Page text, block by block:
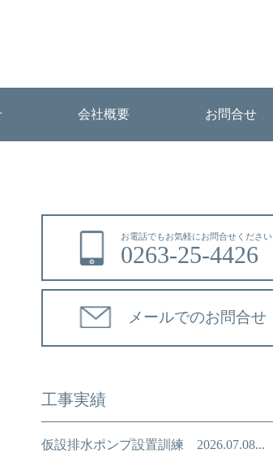
会社概要 お問合せ
お電話でもお気軽にお問合せください
0263-25-4426
メールでのお問合せ
工事実績
仮設排水ポンプ設置訓練 2026.07.08...